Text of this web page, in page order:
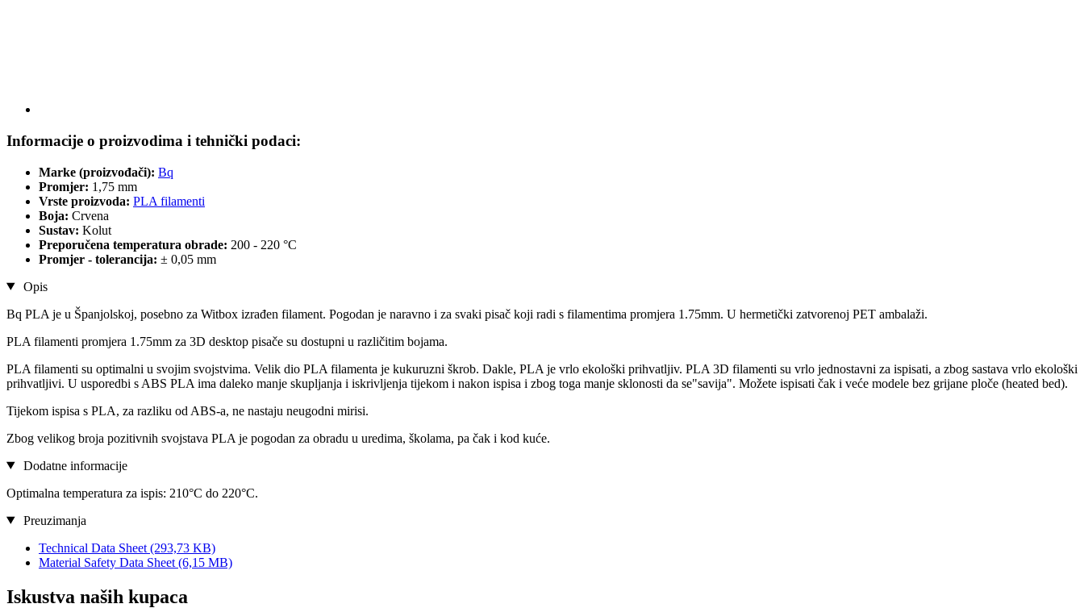
Informacije o proizvodima i tehnički podaci:
Marke (proizvođači): Bq
Promjer: 1,75 mm
Vrste proizvoda: PLA filamenti
Boja: Crvena
Sustav: Kolut
Preporučena temperatura obrade: 200 - 220 °C
Promjer - tolerancija: ± 0,05 mm
Opis
Bq PLA je u Španjolskoj, posebno za Witbox izrađen filament. Pogodan je naravno i za svaki pisač koji radi s filamentima promjera 1.75mm. U hermetički zatvorenoj PET ambalaži.
PLA filamenti promjera 1.75mm za 3D desktop pisače su dostupni u različitim bojama.
PLA filamenti su optimalni u svojim svojstvima. Velik dio PLA filamenta je kukuruzni škrob. Dakle, PLA je vrlo ekološki prihvatljiv. PLA 3D filamenti su vrlo jednostavni za ispisati, a zbog sastava vrlo ekološki
prihvatljivi. U usporedbi s ABS PLA ima daleko manje skupljanja i iskrivljenja tijekom i nakon ispisa i zbog toga manje sklonosti da se"savija". Možete ispisati čak i veće modele bez grijane ploče (heated bed).
Tijekom ispisa s PLA, za razliku od ABS-a, ne nastaju neugodni mirisi.
Zbog velikog broja pozitivnih svojstava PLA je pogodan za obradu u uredima, školama, pa čak i kod kuće.
Dodatne informacije
Optimalna temperatura za ispis: 210°C do 220°C.
Preuzimanja
Technical Data Sheet (293,73 KB)
Material Safety Data Sheet (6,15 MB)
Iskustva naših kupaca